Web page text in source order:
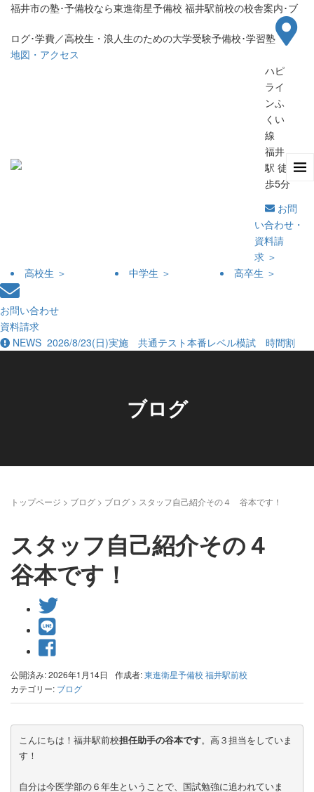
福井市の塾･予備校なら東進衛星予備校 福井駅前校の校舎案内･ブ
ログ･学費／高校生・浪人生のための大学受験予備校･学習塾
地図・アクセス
ハピ
ライ
ンふ
くい
線
福井
駅 徒
歩5分
お問
い合わせ・
資料請
求 ＞
高校生 ＞
中学生 ＞ 高卒生 ＞
お問い合わせ
資料請求
NEWS 2026/8/23(日)実施 共通テスト本番レベル模試 時間割
ブログ
トップページ > ブログ > ブログ > スタッフ自己紹介その４ 谷本です！
スタッフ自己紹介その４
谷本です！
公開済み: 2026年1月14日 作成者:東進衛星予備校 福井駅前校
カテゴリー: ブログ
こんにちは！福井駅前校担任助手の谷本です。高３担当をしていま
す！
自分は今医学部の６年生ということで、国試勉強に追われていま